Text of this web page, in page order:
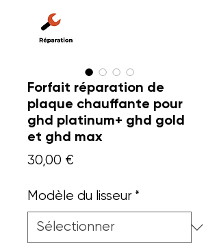
Forfait réparation de
plaque chauffante pour
ghd platinum+ ghd gold
et ghd max
30,00 €Prix
Modèle du lisseur *